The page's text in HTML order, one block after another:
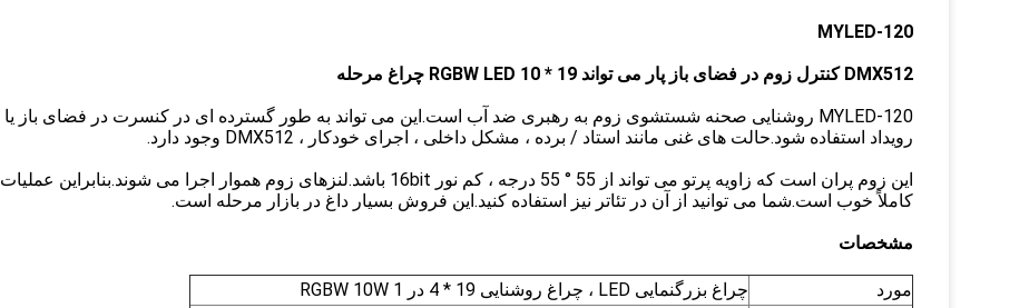
MYLED-120
DMX512 کنترل زوم در فضای باز پار می تواند 19 * 10 RGBW LED چراغ مرحله
MYLED-120 روشنایی صحنه شستشوی زوم به رهبری ضد آب است.این می تواند به طور گسترده ای در کنسرت در فضای باز یا
رویداد استفاده شود.حالت های غنی مانند استاد / برده ، مشکل داخلی ، اجرای خودکار ، DMX512 وجود دارد.
این زوم پران است که زاویه پرتو می تواند از 55 ° 55 درجه ، کم نور 16bit باشد.لنزهای زوم هموار اجرا می شوند.بنابراین عملیات
کاملاً خوب است.شما می توانید از آن در تئاتر نیز استفاده کنید.این فروش بسیار داغ در بازار مرحله است.
مشخصات
مورد
چراغ بزرگنمایی LED ، چراغ روشنایی 19 * 4 در 1 RGBW 10W